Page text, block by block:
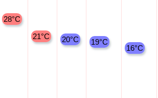
28°C
21°C 20°C 19°C
16°C